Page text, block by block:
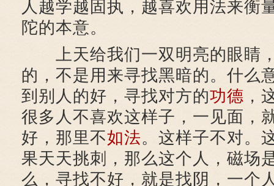
人越学越固执，越喜欢用法来衡
陀的本意。
上天给我们一双明亮的眼睛
的，不是用来寻找黑暗的。什么
到别人的好，寻找对方的功德 ，
很多人不喜欢这样子，一见面，
好，那里不如法。这样子不对。
果天天挑刺，那么这个人，磁场
么，寻找不好，就是找阴，一个